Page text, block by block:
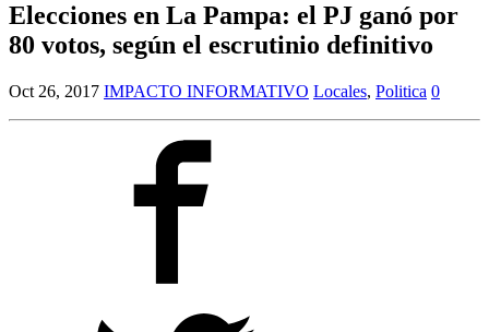
Elecciones en La Pampa: el PJ ganó por
80 votos, según el escrutinio definitivo
Oct 26, 2017 IMPACTO INFORMATIVO Locales, Politica 0